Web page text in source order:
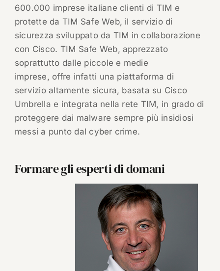
600.000 imprese italiane clienti di TIM e
protette da TIM Safe Web, il servizio di
sicurezza sviluppato da TIM in collaborazione
con Cisco. TIM Safe Web, apprezzato
soprattutto dalle piccole e medie
imprese, offre infatti una piattaforma di
servizio altamente sicura, basata su Cisco
Umbrella e integrata nella rete TIM, in grado di
proteggere dai malware sempre più insidiosi
messi a punto dal cyber crime.
Formare gli esperti di domani